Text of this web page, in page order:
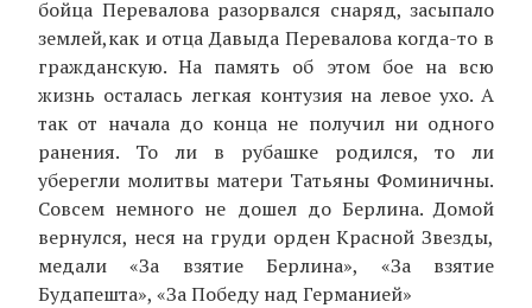
бойца Перевалова разорвался снаряд, засыпало
землей,как и отца Давыда Перевалова когда-то в
гражданскую. На память об этом бое на всю
жизнь осталась легкая контузия на левое ухо. А
так от начала до конца не получил ни одного
ранения. То ли в рубашке родился, то ли
уберегли молитвы матери Татьяны Фоминичны.
Совсем немного не дошел до Берлина. Домой
вернулся, неся на груди орден Красной Звезды,
медали «За взятие Берлина», «За взятие
Будапешта», «За Победу над Германией»